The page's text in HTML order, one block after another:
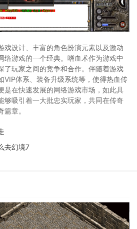
戏设计、丰富的角色扮演元素以及激动
络游戏的一个经典。嗜血术作为游戏中
了玩家之间的竞争和合作。伴随着游戏
VIP体系、装备升级系统等，使得热血传
是在快速发展的网络游戏市场，如此具
够吸引着一大批忠实玩家，共同在传奇
章。
去幻境7